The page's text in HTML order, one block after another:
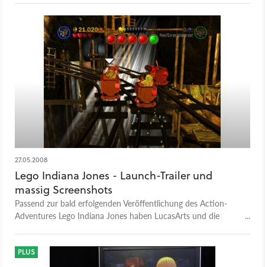
Matschijewsky hat das an die ersten drei Spielfilme angelehnte
Lego Indiana Jones: Die legendären Abenteuer durchgespielt
und verrät im GameStar-Test weshalb Traveller?s Tales
neuester Bauklotz-Ableger nicht nur ein Spaß für junge
Archäologen ist.
27.05.2008
Lego Indiana Jones - Launch-Trailer und
massig Screenshots
Passend zur bald erfolgenden Veröffentlichung des Action-
Adventures Lego Indiana Jones haben LucasArts und die
PLUS